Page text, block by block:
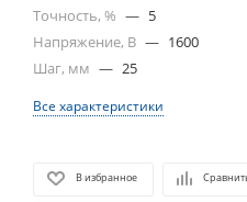
Точность, % — 5
Напряжение, В — 1600
Шаг, мм — 25
Все характеристики
В избранное